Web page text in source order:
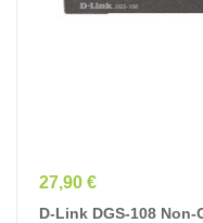
Prix
27,90 €
D-Link DGS-108